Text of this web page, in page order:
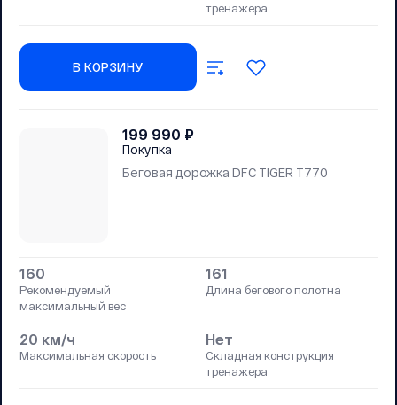
тренажера
В КОРЗИНУ
199 990 ₽
Покупка
Беговая дорожка DFC TIGER T770
160
Рекомендуемый
максимальный вес
161
Длина бегового полотна
20 км/ч
Максимальная скорость
Нет
Складная конструкция
тренажера